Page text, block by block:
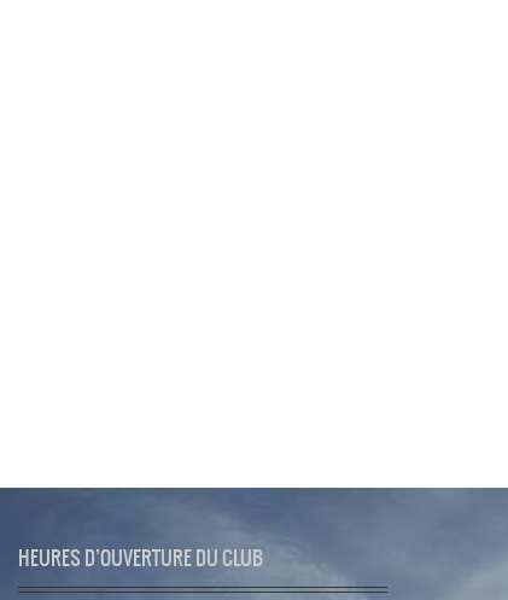
HEURES D’OUVERTURE DU CLUB